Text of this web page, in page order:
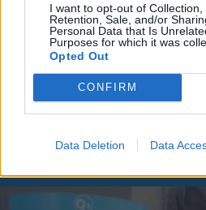
I want to opt-out of Collection,
Retention, Sale, and/or
Personal Data that Is
Purposes for which it was
Opted Out
CONFIRM
Data Deletion Data